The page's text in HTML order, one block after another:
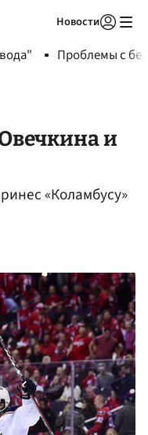
Новости
Проблемы с
и
«Коламбусу»